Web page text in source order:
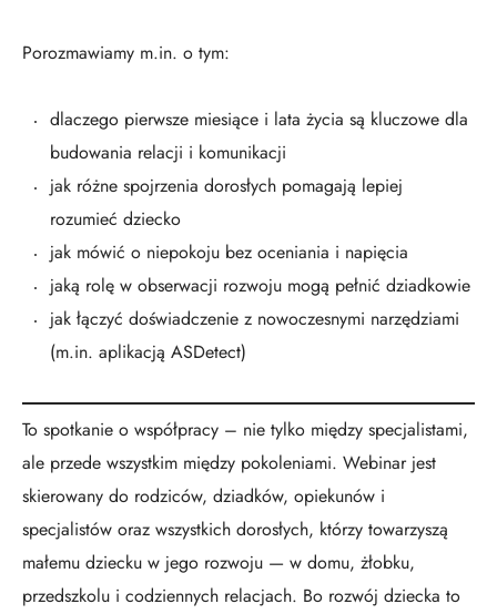
Porozmawiamy m.in. o tym:
dlaczego pierwsze miesiące i lata życia są kluczowe dla
budowania relacji i komunikacji
jak różne spojrzenia dorosłych pomagają lepiej
rozumieć dziecko
jak mówić o niepokoju bez oceniania i napięcia
jaką rolę w obserwacji rozwoju mogą pełnić dziadkowie
jak łączyć doświadczenie z nowoczesnymi narzędziami
(m.in. aplikacją ASDetect)
To spotkanie o współpracy – nie tylko między specjalistami,
ale przede wszystkim między pokoleniami. Webinar jest
skierowany do rodziców, dziadków, opiekunów i
specjalistów oraz wszystkich dorosłych, którzy towarzyszą
małemu dziecku w jego rozwoju — w domu, żłobku,
przedszkolu i codziennych relacjach. Bo rozwój dziecka to